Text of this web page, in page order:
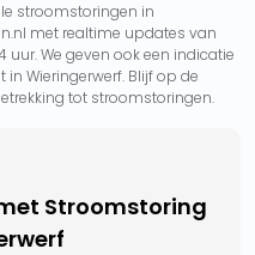
stroomstoringen in
met realtime updates van
We geven ook een indicatie
Wieringerwerf. Blijf op de
tot stroomstoringen.
Stroomstoring